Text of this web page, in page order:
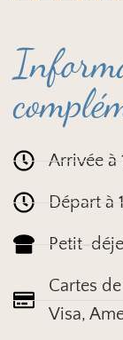
Arrivée à
Départ à
Petit-
Cartes
Visa,